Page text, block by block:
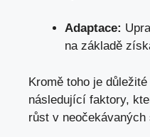
Adaptace:
na základě
Kromě toho je
následující faktory,
růst v neočekávaných